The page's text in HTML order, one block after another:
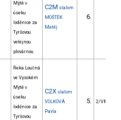
Mýtě v
úseku
loděnice za
Tyršovou
veřejnou
plovárnou
C2M slalom
MOŠTĚK
Matěj
6.
Řeka Loučná
ve Vysokém
Mýtě v
úseku
loděnice za
Tyršovou
C2X slalom
VOLKOVÁ
Pavla
5. 2/VM